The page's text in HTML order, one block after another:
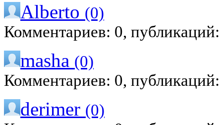
Alberto (0)
Комментариев: 0,
masha (0)
Комментариев: 0,
derimer (0)